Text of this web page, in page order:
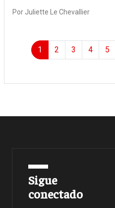
Por Juliette Le Chevallier
Paginación
Page
1 Page
2 Page
3 Page
4 5
Sigue
conectado